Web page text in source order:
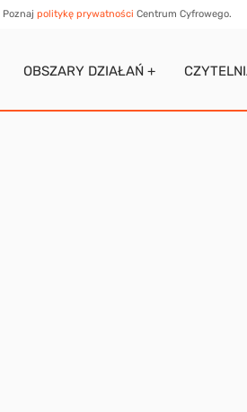
politykę prywatności Centrum Cyfrowego.
OBSZARY DZIAŁAŃ +